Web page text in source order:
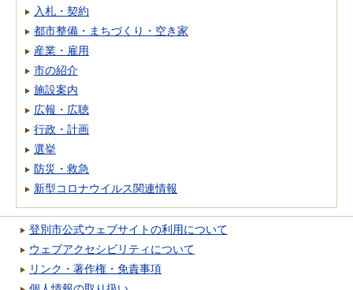
入札・契約
都市整備・まちづくり・空き家
産業・雇用
市の紹介
施設案内
広報・広聴
行政・計画
選挙
防災・救急
新型コロナウイルス関連情報
登別市公式ウェブサイトの利用について
ウェブアクセシビリティについて
リンク・著作権・免責事項